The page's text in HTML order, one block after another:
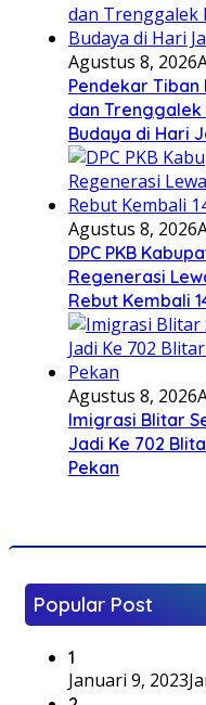
Agustus 8, 2026
Pendekar Tiban
dan Trenggalek
Budaya di Hari
Agustus 8, 2026
DPC PKB
Regenerasi
Rebut Kembali
Agustus 8, 2026
Imigrasi Blitar
Jadi Ke 702
Pekan
Popular Post
1
Januari 9, 2023